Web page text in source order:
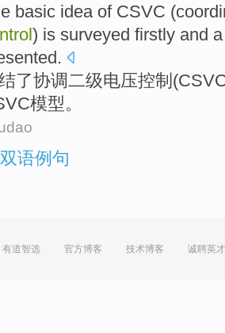
basic idea of CSVC (
) is surveyed firstly and a
.
了协调二级电压控制 (
模型。
语例句
有道智选 官方博客 技术博客 诚聘英才